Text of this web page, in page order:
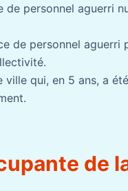
de personnel aguerri
de personnel
qui, en 5 ans, a
de